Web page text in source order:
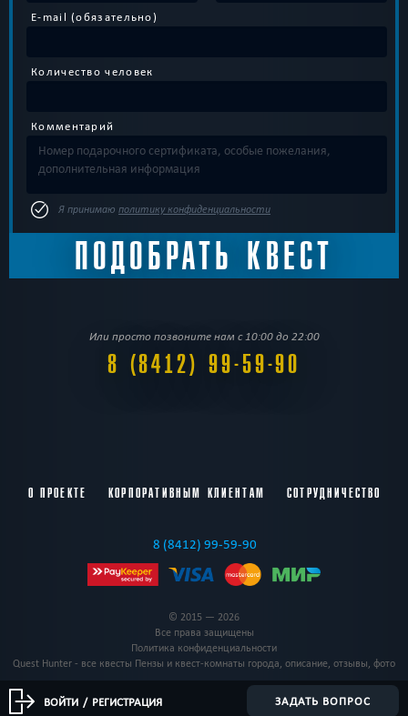
E-mail (обязательно)
Количество человек
Комментарий
Я принимаю политику конфиденциальности
Или просто позвоните нам с 10:00 до 22:00
8 (8412) 99-59-90
О ПРОЕКТЕ КОРПОРАТИВНЫМ КЛИЕНТАМ СОТРУДНИЧЕСТВО
8 (8412) 99-59-90
© 2015 — 2026
Все права защищены
Политика конфиденциальности
Quest Hunter - все квесты Пензы и квест-комнаты города, описание, отзывы, фото
ВОЙТИ / РЕГИСТРАЦИЯ ЗАДАТЬ ВОПРОС